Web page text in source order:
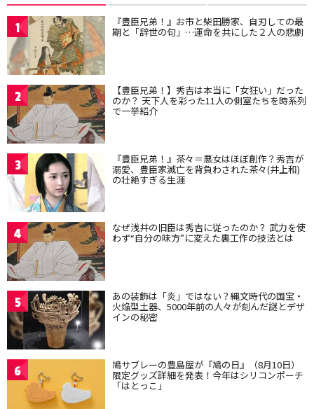
1 『豊臣兄弟！』お市と柴田勝家、自刃しての最
期と「辞世の句」…運命を共にした２人の悲劇
2 【豊臣兄弟！】秀吉は本当に「女狂い」だった
のか？ 天下人を彩った11人の側室たちを時系列
で一挙紹介
3 『豊臣兄弟！』茶々＝悪女はほぼ創作？秀吉が
溺愛、豊臣家滅亡を背負わされた茶々(井上和)
の壮絶すぎる生涯
4 なぜ浅井の旧臣は秀吉に従ったのか？ 武力を使
わず“自分の味方”に変えた裏工作の技法とは
5 あの装飾は「炎」ではない？縄文時代の国宝・
火焔型土器、5000年前の人々が刻んだ謎とデザ
インの秘密
6 鳩サブレーの豊島屋が『鳩の日』（8月10日）
限定グッズ詳細を発表！今年はシリコンポーチ
「はとっこ」